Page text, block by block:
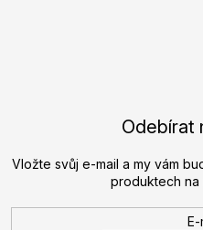
Odebírat
Vložte svůj e-mail a my vám
produktech na
E-